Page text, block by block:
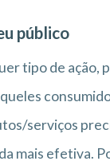
público
tipo de ação,
serviços
mais efetiva.